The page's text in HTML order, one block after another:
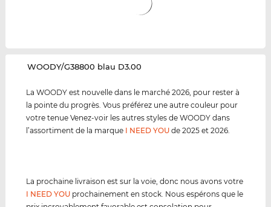
‌WOODY/G38800 blau D3.00
La WOODY est nouvelle dans le marché 2026, pour rester à
la pointe du progrès. Vous préférez une autre couleur pour
votre tenue Venez-voir les autres styles de WOODY dans
l’assortiment de la marque I NEED YOU de 2025 et 2026.
La prochaine livraison est sur la voie, donc nous avons votre
I NEED YOU prochainement en stock. Nous espérons que le